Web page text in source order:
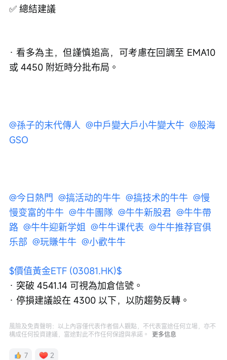
✅ 總結建議
· 看多為主，但謹慎追高，可考慮在回調至 EMA10
或 4450 附近時分批布局。
@孫子的末代傳人 @中戶變大戶小牛變大牛 @股海
GSO
@今日熱門 @搞活动的牛牛 @搞技术的牛牛 @慢
慢变富的牛牛 @牛牛團隊 @牛牛新股君 @牛牛帶
路 @牛牛迎新学姐 @牛牛课代表 @牛牛推荐官俱
乐部 @玩賺牛牛 @小歡牛牛
$價值黃金ETF (03081.HK)$
· 突破 4541.14 可視為加倉信號。
· 停損建議設在 4300 以下，以防趨勢反轉。
風險及免責聲明：以上內容僅代表作者個人觀點，不代表富途任何立場，亦不
構成任何投資建議，富途對此不作任何保證與承諾。
更多信息
7 2